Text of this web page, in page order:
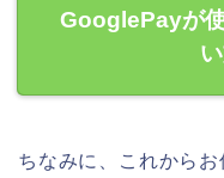
GooglePayが
ちなみに、これからお